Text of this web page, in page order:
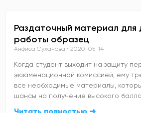
Раздаточный материал для
работы образец
Анфиса Суханова 2020-05-14
Когда студент выходит на защиту
экзаменационной комиссией, ему
все необходимые материалы,
шансы на получение высокого